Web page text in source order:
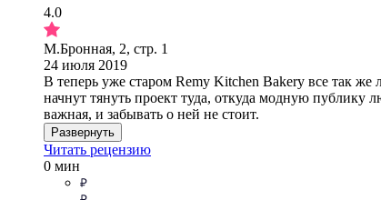
4.0
М.Бронная, 2, стр. 1
24 июля 2019
В теперь уже старом Remy Kitchen Bakery все так
начнут тянуть проект туда, откуда модную публику
важная, и забывать о ней не стоит.
Развернуть
Читать рецензию
0 мин